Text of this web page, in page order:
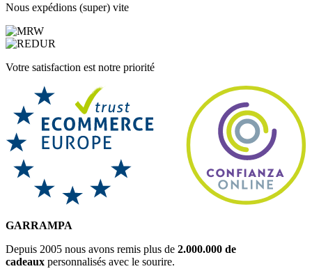
Nous expédions (super) vite
Votre satisfaction est notre priorité
GARRAMPA
Depuis 2005 nous avons remis plus de 2.000.000 de
cadeaux personnalisés avec le sourire.